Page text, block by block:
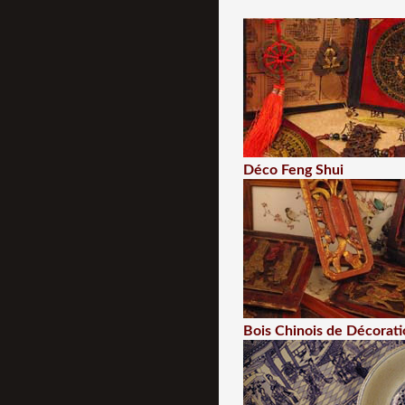
Déco Feng Shui
Bois Chinois de